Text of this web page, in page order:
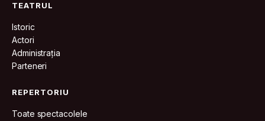
TEATRUL
Istoric
Actori
Administrația
Parteneri
REPERTORIU
Toate spectacolele